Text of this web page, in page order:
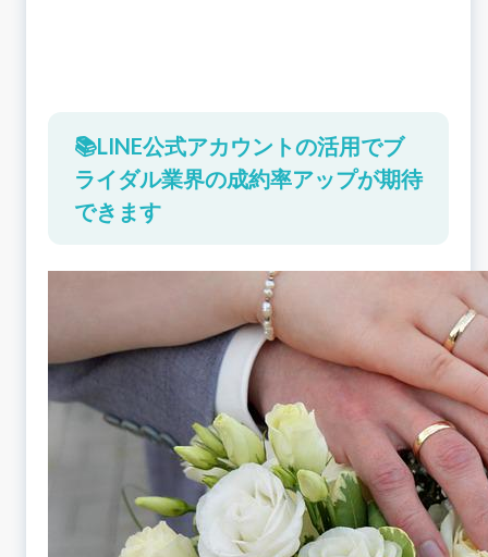
📚LINE公式アカウントの活用でブ
ライダル業界の成約率アップが期待
できます